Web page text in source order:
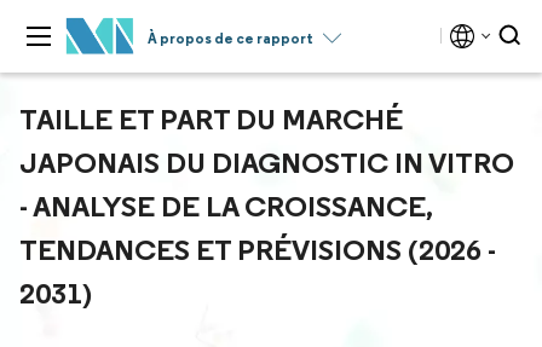
À propos de ce rapport
TAILLE ET PART DU MARCHÉ
JAPONAIS DU DIAGNOSTIC IN VITRO
- ANALYSE DE LA CROISSANCE,
TENDANCES ET PRÉVISIONS (2026 -
2031)